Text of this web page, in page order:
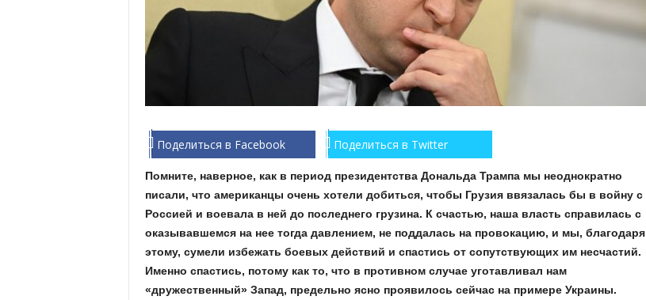
Поделиться в Facebook Поделиться в Twitter
Помните, наверное, как в период президентства Дональда Трампа мы неоднократно
писали, что американцы очень хотели добиться, чтобы Грузия ввязалась бы в войну с
Россией и воевала в ней до последнего грузина. К счастью, наша власть справилась с
оказывавшемся на нее тогда давлением, не поддалась на провокацию, и мы, благодаря
этому, сумели избежать боевых действий и спастись от сопутствующих им несчастий.
Именно спастись, потому как то, что в противном случае уготавливал нам
«дружественный» Запад, предельно ясно проявилось сейчас на примере Украины.